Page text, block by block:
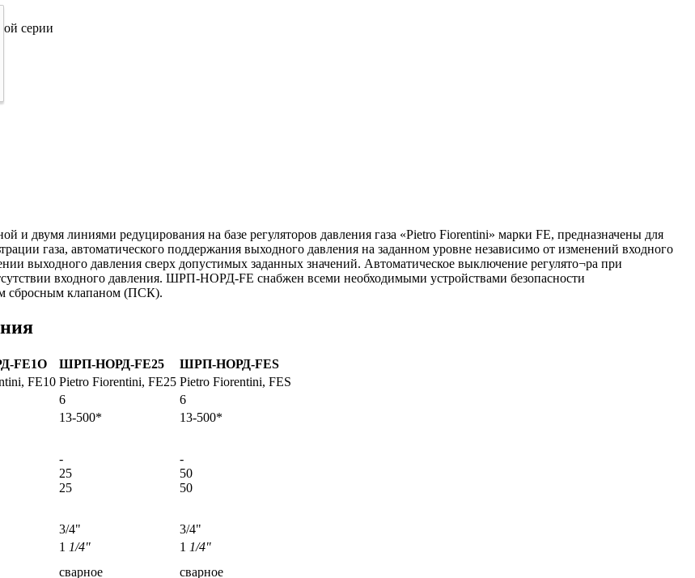
серии
линиями редуцирования на базе регуляторов давления газа «Pietro Fiorentini» марки FE, предназначены для
газа, автоматического поддержания выходного давления на заданном уровне независимо от изменений входного
выходного давления сверх допустимых заданных значений. Автоматическое выключение регулято¬ра при
входного давления. ШРП-НОРД-FE снабжен всеми необходимыми устройствами безопасности
сбросным клапаном (ПСК).
-FE1O ШРП-НОРД-FЕ25 ШРП-НОРД-FES
FE10 Pietro Fiorentini, FE25 Pietro Fiorentini, FES
6
6
13-500*
13-500*
-
25
25
-
50
50
3/4"
3/4"
1 1/4" 1 1/4"
сварное
сварное